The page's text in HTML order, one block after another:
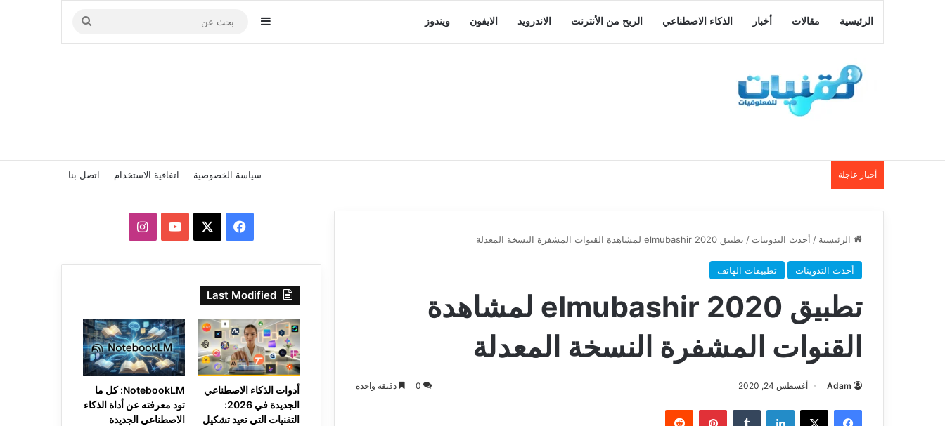
الرئيسية مقالات أخبار الذكاء الاصطناعي الربح من الأنترنت الاندرويد الايفون ويندوز إضافة عمود جانبي
بحث
عن
أخبار عاجلة سياسة الخصوصية اتفاقية الاستخدام اتصل بنا
الرئيسية / أحدث التدوينات / تطبيق 2020 elmubashir لمشاهدة القنوات المشفرة النسخة المعدلة
أحدث التدوينات تطبيقات الهاتف
تطبيق 2020 elmubashir لمشاهدة
القنوات المشفرة النسخة المعدلة
Adam أغسطس 24, 2020 0 دقيقة واحدة
فيسبوك ‫X لينكدإن بينتيريست
فيسبوك ‫YouTubeانستقرام
Last Modified
أدوات الذكاء الاصطناعي
الجديدة في 2026:
التقنيات التي تعيد تشكيل
NotebookLM: كل ما
تود معرفته عن أداة الذكاء
الاصطناعي الجديدة